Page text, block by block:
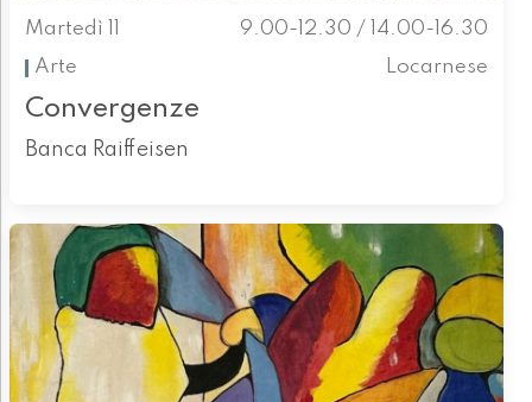
Martedì 11
9.00-12.30 / 14.00-16.30
Arte
Locarnese
Convergenze
Banca Raiffeisen